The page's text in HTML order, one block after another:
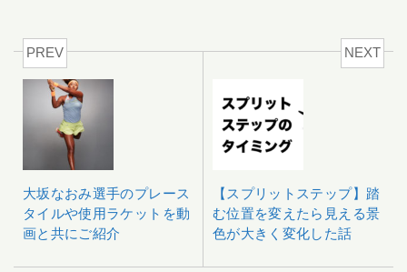
PREV
大坂なおみ選手のプレース
タイルや使用ラケットを動
画と共にご紹介
NEXT
【スプリットステップ】踏
む位置を変えたら見える景
色が大きく変化した話